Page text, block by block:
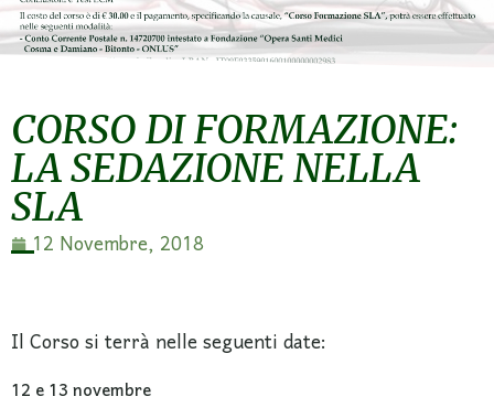
CORSO DI FORMAZIONE:
LA SEDAZIONE NELLA
SLA
12 Novembre, 2018
Il Corso si terrà nelle seguenti date:
12 e 13 novembre